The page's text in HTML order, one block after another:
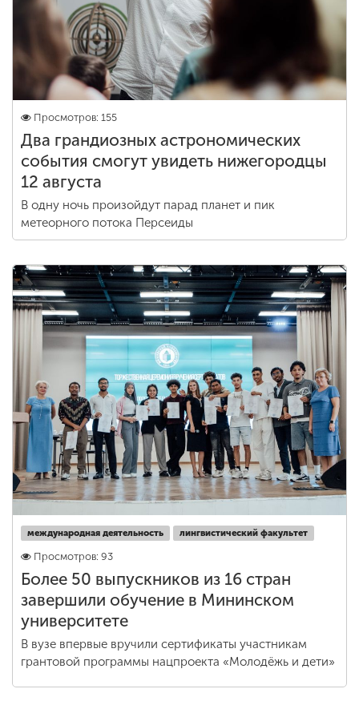
Просмотров: 155
Два грандиозных астрономических
события смогут увидеть нижегородцы
12 августа
В одну ночь произойдут парад планет и пик
метеорного потока Персеиды
международная деятельность лингвистический факультет
Просмотров: 93
Более 50 выпускников из 16 стран
завершили обучение в Мининском
университете
В вузе впервые вручили сертификаты участникам
грантовой программы нацпроекта «Молодёжь и дети»